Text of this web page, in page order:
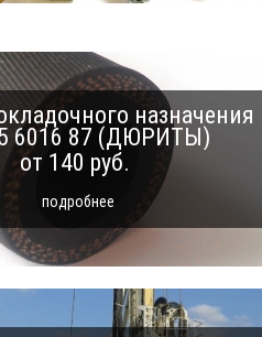
назначения
6016 87 (ДЮРИТЫ)
от 140 руб.
подробнее